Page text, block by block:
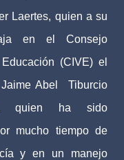
Laertes, quien a su
en el Consejo
(CIVE) el
Abel
Tiburcio
quien ha sido
mucho tiempo de
y en un manejo